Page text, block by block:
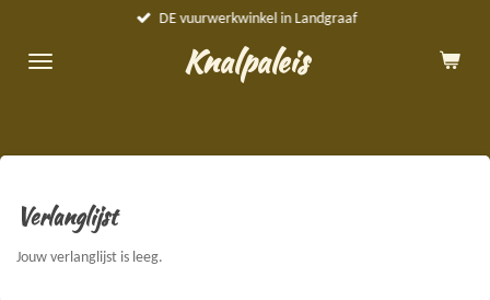
naar
Knalpaleis
DE vuurwerkwinkel in Landgraaf
Verlanglijst
Jouw verlanglijst is leeg.